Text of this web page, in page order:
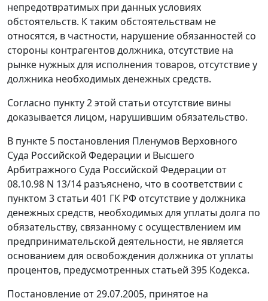
непредотвратимых при данных условиях
обстоятельств. К таким обстоятельствам не
относятся, в частности, нарушение обязанностей со
стороны контрагентов должника, отсутствие на
рынке нужных для исполнения товаров, отсутствие у
должника необходимых денежных средств.
Согласно пункту 2этой статьи отсутствие вины
доказывается лицом, нарушившим обязательство.
В пункте 5 постановления Пленумов Верховного
Суда Российской Федерации и Высшего
Арбитражного Суда Российской Федерации от
08.10.98 N 13/14 разъяснено, что в соответствии с
пунктом 3 статьи 401 ГК РФ отсутствие у должника
денежных средств, необходимых для уплаты долга по
обязательству, связанному с осуществлением им
предпринимательской деятельности, не является
основанием для освобождения должника от уплаты
процентов, предусмотренных статьей 395 Кодекса.
Постановление от 29.07.2005, принятое на